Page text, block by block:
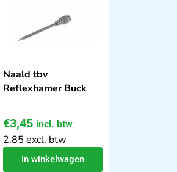
Naald tbv
Reflexhamer Buck
€3,45 incl. btw
2.85 excl. btw
In winkelwagen